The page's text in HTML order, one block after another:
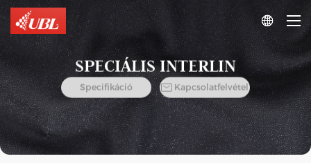

SPECIÁLIS INTERLIN
Specifikáció  Kapcsolatfelvétel